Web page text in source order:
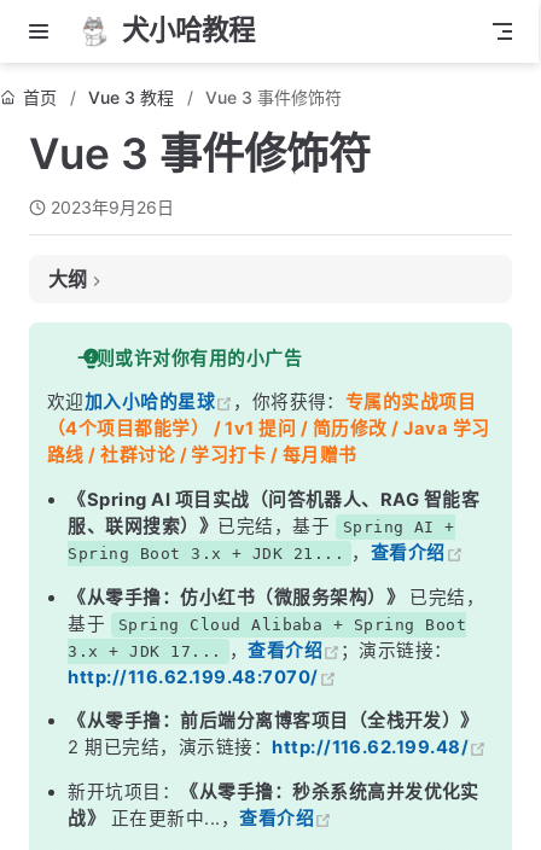
犬小哈教程
首页 Vue 3 教程 Vue 3 事件修饰符
Vue 3 事件修饰符
2023年9月26日
大纲
示例代码
一则或许对你有用的小广告
欢迎加入小哈的星球 ，你将获得： 专属的实战项目
（4个项目都能学） / 1v1 提问 / 简历修改 / Java 学习
路线 / 社群讨论 / 学习打卡 / 每月赠书
《Spring AI 项目实战（问答机器人、RAG 智能客
服、联网搜索）》 已完结，基于
Spring AI +
Spring Boot 3.x + JDK 21...
， 查看介绍
《从零手撸：仿小红书（微服务架构）》
已完结，
基于
Spring Cloud Alibaba + Spring Boot
3.x + JDK 17...
，查看介绍
；演示链接：
http://116.62.199.48:7070/
《从零手撸：前后端分离博客项目（全栈开发）》
2 期已完结，演示链接： http://116.62.199.48/
新开坑项目：
《从零手撸：秒杀系统高并发优化实
战》
正在更新中...，查看介绍